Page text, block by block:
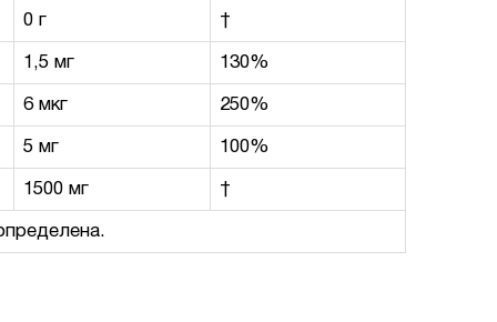
0 г †
1,5 мг 130%
6 мкг 250%
5 мг 100%
1500 мг †